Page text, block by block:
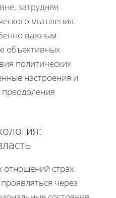
затрудняя
мышления.
важным
объективных
политических
настроения и
преодоления
отношений страх
через